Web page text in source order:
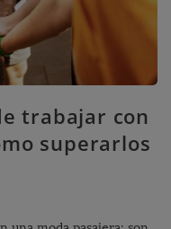
trabajar con
superarlos